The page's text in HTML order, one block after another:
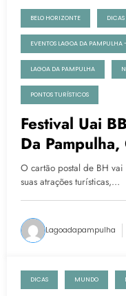
25 de janeiro de 2023
BELO HORIZONTE DICAS
EVENTOS LAGOA DA PAMPULHA
LAGOA DA PAMPULHA
PONTOS TURÍSTICOS
Festival Uai
Da
O cartão postal de BH
suas atrações turísticas,…
Lagoadapampulha
26 de dezembro de 2021
DICAS MUNDO